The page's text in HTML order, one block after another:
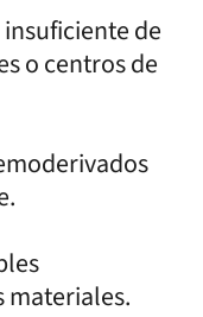
de
o centros de
materiales.